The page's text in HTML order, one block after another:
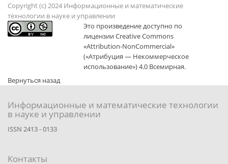
Copyright (c) 2024 Информационные и математические
технологии в науке и управлении
Это произведение доступно по
лицензии Creative Commons
«Attribution-NonCommercial»
(«Атрибуция — Некоммерческое
использование») 4.0 Всемирная.
Вернуться назад
Информационные и математические технологии
в науке и управлении
ISSN 2413 - 0133
Контакты